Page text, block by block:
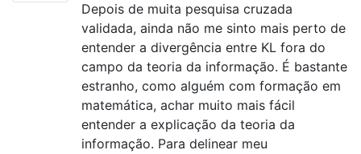
Depois de muita pesquisa cruzada
validada, ainda não me sinto mais perto de
entender a divergência entre KL fora do
campo da teoria da informação. É bastante
estranho, como alguém com formação em
matemática, achar muito mais fácil
entender a explicação da teoria da
informação. Para delinear meu